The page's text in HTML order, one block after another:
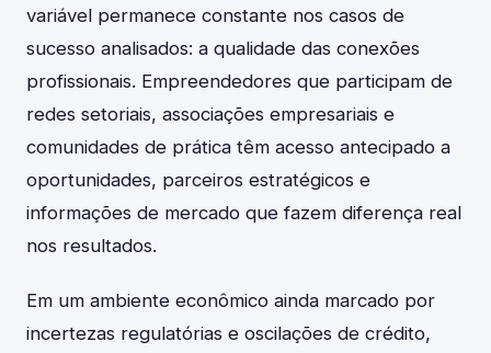
variável permanece constante nos casos de
sucesso analisados: a qualidade das conexões
profissionais. Empreendedores que participam de
redes setoriais, associações empresariais e
comunidades de prática têm acesso antecipado a
oportunidades, parceiros estratégicos e
informações de mercado que fazem diferença real
nos resultados.
Em um ambiente econômico ainda marcado por
incertezas regulatórias e oscilações de crédito,